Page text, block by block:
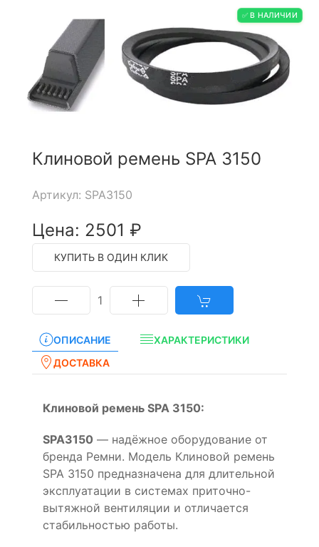
✅ В НАЛИЧИИ
Клиновой ремень SPA 3150
Артикул: SPA3150
Цена: 2501 ₽
КУПИТЬ В ОДИН КЛИК
1
ОПИСАНИЕ
ХАРАКТЕРИСТИКИ
ДОСТАВКА
Клиновой ремень SPA 3150:
SPA3150 — надёжное оборудование от
бренда Ремни. Модель Клиновой ремень
SPA 3150 предназначена для длительной
эксплуатации в системах приточно-
вытяжной вентиляции и отличается
стабильностью работы.